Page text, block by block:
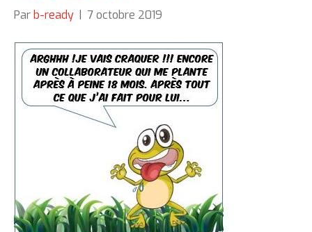
Par b-ready 7 octobre 2019